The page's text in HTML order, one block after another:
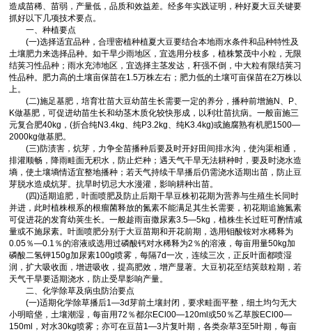
造成苗稀、苗弱，产量低，品质和效益差。经多年实践证明，种好夏大豆关键要
抓好以下几项技术要点。
一、种植要点
(一)选择适宜品种，合理密植种植夏大豆要结合本地雨水条件和品种特性及
土壤肥力来选择品种。如干旱少雨地区，宜选用分枝多，植株繁茂中小粒，无限
结荚习性品种；雨水充沛地区，宜选择主茎发达，秆强不倒，中大粒有限结荚习
性品种。肥力高的土壤亩保苗在1.5万株左右；肥力低的土壤可亩保苗在2万株以
上。
(二)施足基肥，培育壮苗大豆幼苗生长需要一定的养分，播种前增施N、P、
K做基肥，可促进幼苗生长和幼茎木质化较快形成，以利壮苗抗病。一般亩施三
元复合肥40kg，(折合纯N3.4kg、纯P3.2kg、纯K3.4kg)或施腐熟有机肥1500—
2000kg做基肥。
(三)防渍害，炕芽，力争全苗播种后要及时开好田间排水沟，使沟渠相通，
排灌顺畅，降雨畦面无积水，防止烂种；遇天气干旱无法耕种时，要及时浇水造
墒，使土壤墒情适宜整地播种；若天气持续干旱播后仍需浇水适期出苗，防止豆
芽脱水造成炕芽。抗旱时切忌大水漫灌，影响耕种出苗。
(四)适期追肥，叶面喷肥及防止后期干旱豆株初花期为营养与生殖生长同时
并进，此时植株根系的根瘤菌释放的氮素不能满足其生长需要，初花期追施氮素
可促进花的发育幼荚生长。一般趁雨亩撒尿素3.5—5kg，植株生长过旺可酌情减
量或不施尿素。叶面喷肥分别于大豆苗期和开花前期，选用钼酸铵对水稀释为
0.05％—0.1％的溶液或选用过磷酸钙对水稀释为2％的溶液，每亩用量50kg加
磷酸二氢钾150g加尿素100g喷雾，每隔7d一次，连续三次，正反叶面都喷湿
润，扩大吸收面，增进吸收，提高肥效，增产显著。大豆初花至结荚鼓粒期，若
天气干旱要适期浇水，防止受旱影响产量。
二、化学除草及病虫防治要点
(一)适期化学除草播后1—3d芽前土壤封闭，要求畦面平整，细土均匀无大
小明暗垡，土壤潮湿，每亩用72％都尔ECl00—120ml或50％乙草胺ECl00—
150ml，对水30kg喷雾；亦可在豆苗1—3片复叶期，各类杂草3至5叶期，每亩